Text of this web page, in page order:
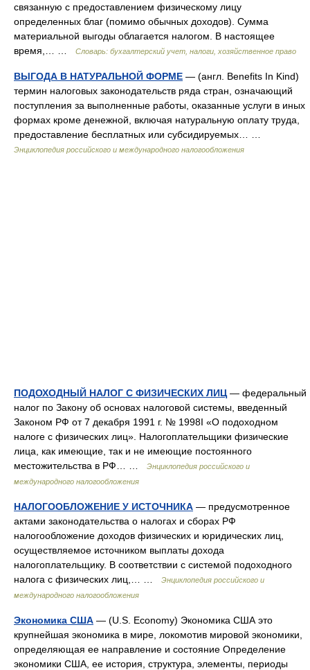
связанную с предоставлением физическому лицу
определенных благ (помимо обычных доходов). Сумма
материальной выгоды облагается налогом. В настоящее
время,… …
Словарь: бухгалтерский учет, налоги, хозяйственное право
ВЫГОДА В НАТУРАЛЬНОЙ ФОРМЕ — (англ. Benefits In Kind)
термин налоговых законодательств ряда стран, означающий
поступления за выполненные работы, оказанные услуги в иных
формах кроме денежной, включая натуральную оплату труда,
предоставление бесплатных или субсидируемых… …
Энциклопедия российского и международного налогообложения
ПОДОХОДНЫЙ НАЛОГ С ФИЗИЧЕСКИХ ЛИЦ — федеральный
налог по Закону об основах налоговой системы, введенный
Законом РФ от 7 декабря 1991 г. № 1998I «О подоходном
налоге с физических лиц». Налогоплательщики физические
лица, как имеющие, так и не имеющие постоянного
местожительства в РФ… …
Энциклопедия российского и
международного налогообложения
НАЛОГООБЛОЖЕНИЕ У ИСТОЧНИКА — предусмотренное
актами законодательства о налогах и сборах РФ
налогообложение доходов физических и юридических лиц,
осуществляемое источником выплаты дохода
налогоплательщику. В соответствии с системой подоходного
налога с физических лиц,… …
Энциклопедия российского и
международного налогообложения
Экономика США — (U.S. Economy) Экономика США это
крупнейшая экономика в мире, локомотив мировой экономики,
определяющая ее направление и состояние Определение
экономики США, ее история, структура, элементы, периоды